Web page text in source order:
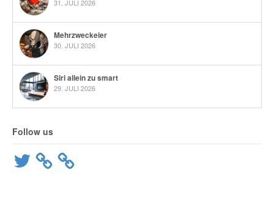
31. JULI 2026
Mehrzweckeier
30. JULI 2026
Siri allein zu smart
29. JULI 2026
Follow us
Twitter